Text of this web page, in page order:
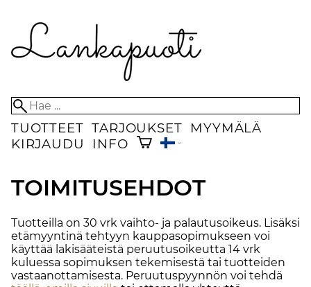
TUOTTEET TARJOUKSET
MYYMÄLÄ
KIRJAUDU
INFO
TOIMITUSEHDOT
Tuotteilla on 30 vrk vaihto- ja palautusoikeus. Lisäksi
etämyyntinä tehtyyn kauppasopimukseen voi
käyttää lakisääteistä peruutusoikeutta 14 vrk
kuluessa sopimuksen tekemisestä tai tuotteiden
vastaanottamisesta. Peruutuspyynnön voi tehdä